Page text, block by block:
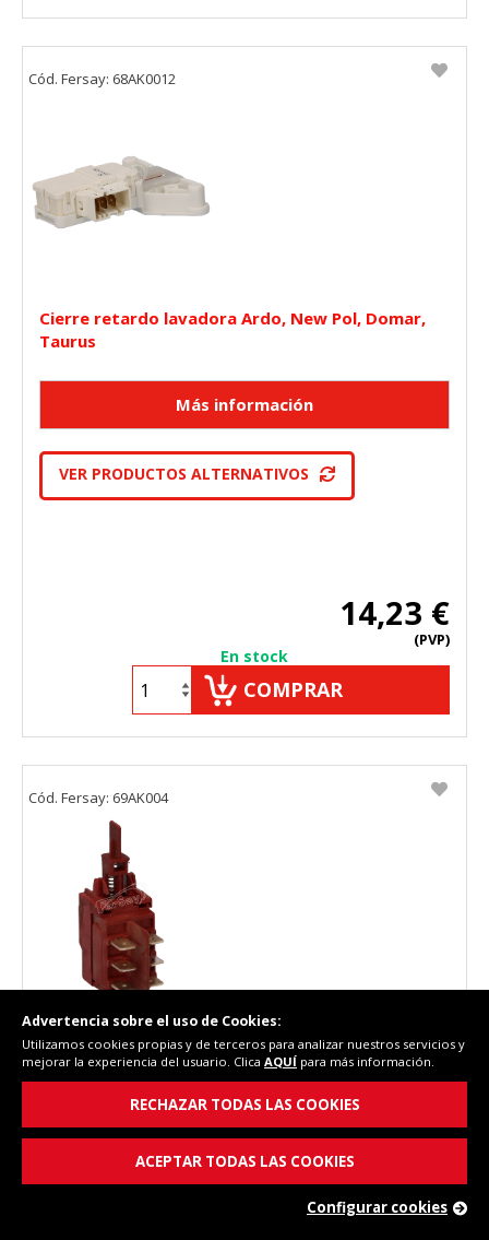
Cierre retardo lavadora Ardo, New Pol, Domar,
Taurus
VER PRODUCTOS ALTERNATIVOS
14,23 €
(PVP)
En stock
COMPRAR
Cód. Fersay: 68AK0012
Interruptor Ardo
11,23 €
Cód. Fersay: 69AK004
Advertencia sobre el uso de Cookies:
Utilizamos cookies propias y de terceros para analizar nuestros servicios y
mejorar la experiencia del usuario. Clica AQUÍ para más información.
RECHAZAR TODAS LAS COOKIES
ACEPTAR TODAS LAS COOKIES
Configurar cookies